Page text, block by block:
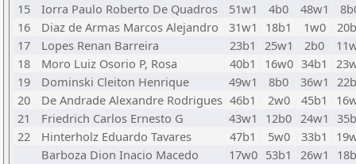
15
Iorra Paulo Roberto De Quadros 51w1 4b0 48w1
16
Diaz de Armas Marcos Alejandro 31w1 18b1 1w0
17
Lopes Renan Barreira 23b1 25w1 2b0
18
Moro Luiz Osorio P, Rosa 40b1 16w0 34b1
19
Dominski Cleiton Henrique 49w1 8b0 36w1
20
De Andrade Alexandre Rodrigues 46b1 2w0 45b1
21
Friedrich Carlos Ernesto G 43w1 12b0 24w1
22
Hinterholz Eduardo Tavares 47b1 5w0 33b1
Barboza Dion Inacio Macedo
17w0 53b1 26w1